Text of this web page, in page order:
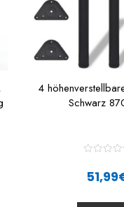
4
Schwarz
0
51,99